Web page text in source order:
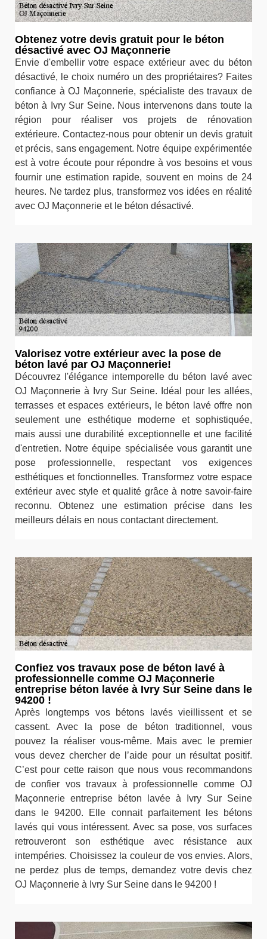
Obtenez votre devis gratuit pour le béton
désactivé avec OJ Maçonnerie
Envie d'embellir votre espace extérieur avec du béton
désactivé, le choix numéro un des propriétaires? Faites
confiance à OJ Maçonnerie, spécialiste des travaux de
béton à Ivry Sur Seine. Nous intervenons dans toute la
région pour réaliser vos projets de rénovation
extérieure. Contactez-nous pour obtenir un devis gratuit
et précis, sans engagement. Notre équipe expérimentée
est à votre écoute pour répondre à vos besoins et vous
fournir une estimation rapide, souvent en moins de 24
heures. Ne tardez plus, transformez vos idées en réalité
avec OJ Maçonnerie et le béton désactivé.
Valorisez votre extérieur avec la pose de
béton lavé par OJ Maçonnerie!
Découvrez l'élégance intemporelle du béton lavé avec
OJ Maçonnerie à Ivry Sur Seine. Idéal pour les allées,
terrasses et espaces extérieurs, le béton lavé offre non
seulement une esthétique moderne et sophistiquée,
mais aussi une durabilité exceptionnelle et une facilité
d'entretien. Notre équipe spécialisée vous garantit une
pose professionnelle, respectant vos exigences
esthétiques et fonctionnelles. Transformez votre espace
extérieur avec style et qualité grâce à notre savoir-faire
reconnu. Obtenez une estimation précise dans les
meilleurs délais en nous contactant directement.
Confiez vos travaux pose de béton lavé à
professionnelle comme OJ Maçonnerie
entreprise béton lavée à Ivry Sur Seine dans le
94200 !
Après longtemps vos bétons lavés vieillissent et se
cassent. Avec la pose de béton traditionnel, vous
pouvez la réaliser vous-même. Mais avec le premier
vous devez chercher de l’aide pour un résultat positif.
C’est pour cette raison que nous vous recommandons
de confier vos travaux à professionnelle comme OJ
Maçonnerie entreprise béton lavée à Ivry Sur Seine
dans le 94200. Elle connait parfaitement les bétons
lavés qui vous intéressent. Avec sa pose, vos surfaces
retrouveront son esthétique avec résistance aux
intempéries. Choisissez la couleur de vos envies. Alors,
ne perdez plus de temps, demandez votre devis chez
OJ Maçonnerie à Ivry Sur Seine dans le 94200 !